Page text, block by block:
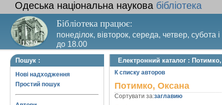
Одеська національна наукова бібліотека
Бібліотека працює:
понеділок, вівторок, середа, четвер, субота
до 18.00
Вихідний день – п’ятниця. Останній четвер
Пошук :
Нові надходження
Простий пошук
Електронний каталог :
К списку авторов
Потимко, Оксана
Сортувати за:заглавию